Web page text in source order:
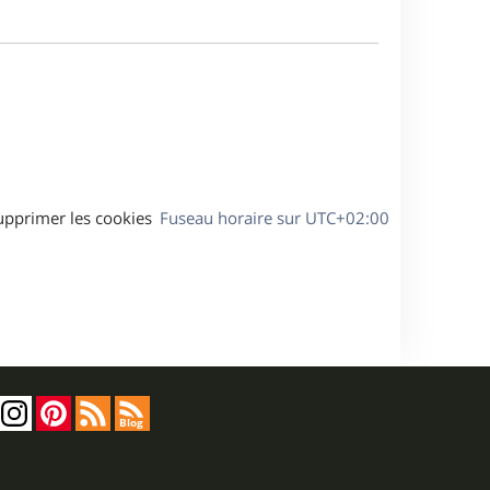
Fuseau horaire sur UTC+02:00
les cookies